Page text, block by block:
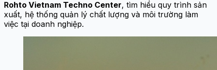
Rohto Vietnam Techno Center, tìm hiểu quy trình sản
xuất, hệ thống quản lý chất lượng và môi trường làm
việc tại doanh nghiệp.